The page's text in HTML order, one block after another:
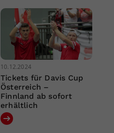
10.12.2024
Tickets für Davis Cup
Österreich –
Finnland ab sofort
erhältlich